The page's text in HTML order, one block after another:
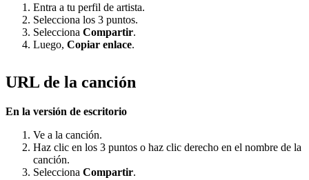
Entra a tu perfil de artista.
Selecciona los 3 puntos.
Selecciona Compartir.
Luego, Copiar enlace.
URL de la canción
En la versión de escritorio
Ve a la canción.
Haz clic en los 3 puntos o haz clic derecho en el nombre de la
canción.
Selecciona Compartir.